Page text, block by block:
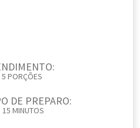
5 PORÇÕES
DE PREPARO:
15 MINUTOS